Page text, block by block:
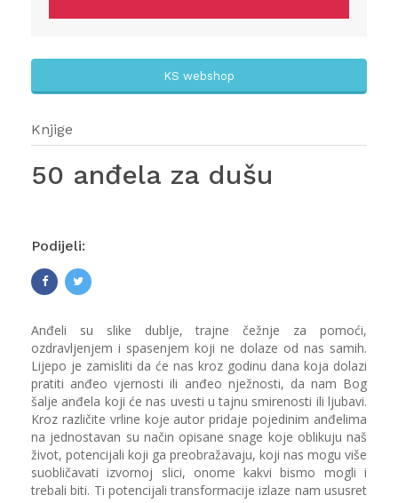
KS webshop
Knjige
50 anđela za dušu
Podijeli:
Anđeli su slike dublje, trajne čežnje za pomoći,
ozdravljenjem i spasenjem koji ne dolaze od nas samih.
Lijepo je zamisliti da će nas kroz godinu dana koja dolazi
pratiti anđeo vjernosti ili anđeo nježnosti, da nam Bog
šalje anđela koji će nas uvesti u tajnu smirenosti ili ljubavi.
Kroz različite vrline koje autor pridaje pojedinim anđelima
na jednostavan su način opisane snage koje oblikuju naš
život, potencijali koji ga preobražavaju, koji nas mogu više
suobličavati izvornoj slici, onome kakvi bismo mogli i
trebali biti. Ti potencijali transformacije izlaze nam ususret